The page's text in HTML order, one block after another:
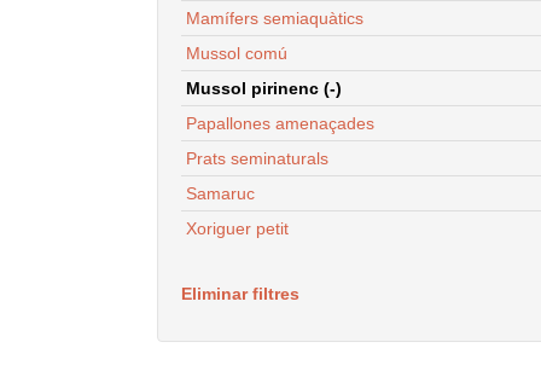
Mamífers semiaquàtics
Mussol comú
Mussol pirinenc (-)
Papallones amenaçades
Prats seminaturals
Samaruc
Xoriguer petit
Eliminar filtres